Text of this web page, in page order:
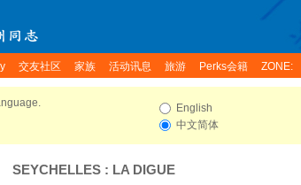
交友社区 家族 活动讯息 旅游 Perks会籍 ZONE:
English
中文简体
SEYCHELLES : LA DIGUE